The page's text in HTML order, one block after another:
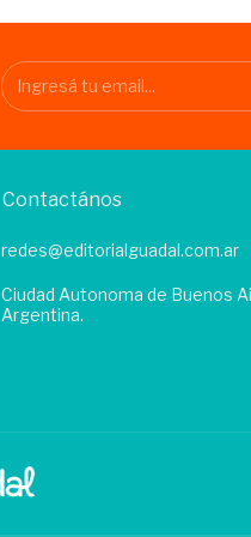
Contactános
redes@editorialguadal.com.ar
Ciudad Autonoma de Buenos
Argentina.